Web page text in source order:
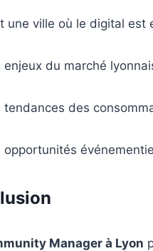
une ville où le digital est
enjeux du marché
tendances des
opportunités
Manager à Lyon